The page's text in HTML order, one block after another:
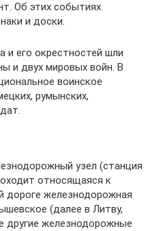
Об этих событиях
и доски.
и его окрестностей шли
и двух мировых войн. В
воинское
румынских,
узел (станция
относящаяся к
дороге железнодорожная
(далее в Литву,
другие железнодорожные